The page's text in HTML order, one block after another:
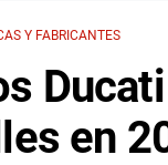
Y FABRICANTES
en